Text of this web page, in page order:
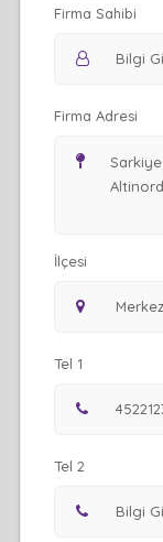
Firma Sahibi
Firma Adresi
İlçesi
Tel 1
Tel 2